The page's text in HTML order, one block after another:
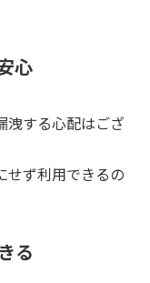
心
洩する心配はござ
せず利用できるの
る